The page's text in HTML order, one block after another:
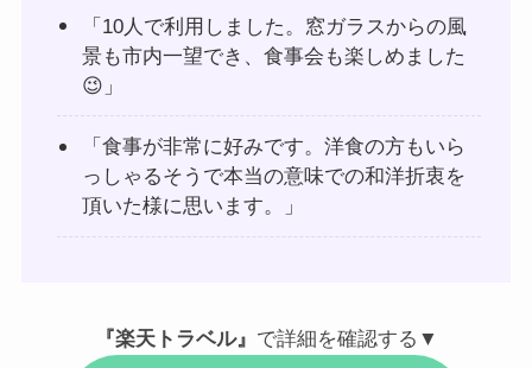
「10人で利用しました。窓ガラスからの風
景も市内一望でき、食事会も楽しめました
😉」
「食事が非常に好みです。洋食の方もいら
っしゃるそうで本当の意味での和洋折衷を
頂いた様に思います。」
『楽天トラベル』 で詳細を確認する▼